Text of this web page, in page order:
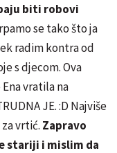
biti robovi
se tako što ja
radim kontra od
s djecom. Ova
vratila na
JE. :D Najviše
vrtić. Zapravo
stariji i mislim da